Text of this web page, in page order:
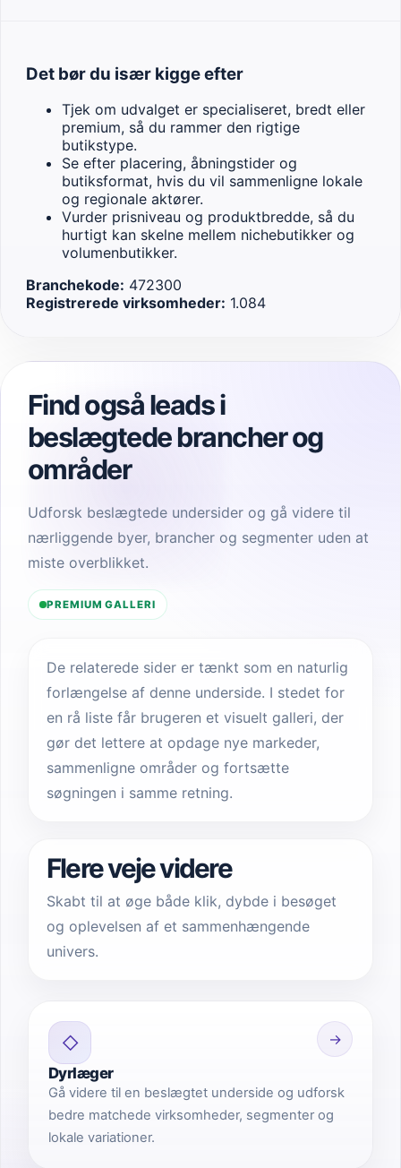
Det bør du især kigge efter
Tjek om udvalget er specialiseret, bredt eller
premium, så du rammer den rigtige
butikstype.
Se efter placering, åbningstider og
butiksformat, hvis du vil sammenligne lokale
og regionale aktører.
Vurder prisniveau og produktbredde, så du
hurtigt kan skelne mellem nichebutikker og
volumenbutikker.
Branchekode: 472300
Registrerede virksomheder: 1.084
Find også leads i
beslægtede brancher og
områder
Udforsk beslægtede undersider og gå videre til
nærliggende byer, brancher og segmenter uden at
miste overblikket.
PREMIUM GALLERI
De relaterede sider er tænkt som en naturlig
forlængelse af denne underside. I stedet for
en rå liste får brugeren et visuelt galleri, der
gør det lettere at opdage nye markeder,
sammenligne områder og fortsætte
søgningen i samme retning.
Flere veje videre
Skabt til at øge både klik, dybde i besøget
og oplevelsen af et sammenhængende
univers.
◇
→
Dyrlæger
Gå videre til en beslægtet underside og udforsk
bedre matchede virksomheder, segmenter og
lokale variationer.